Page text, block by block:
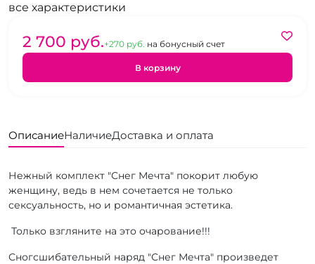
все характеристики
2 700 pуб.+270 pуб. на бонусный счет
В корзину
ОписаниеНаличиеДоставка и оплата
Нежный комплект "Снег Мечта" покорит любую
женщину, ведь в нем сочетается не только
сексуальность, но и романтичная эстетика.
Только взгляните на это очарование!!!
Сногсшибательный наряд "Снег Мечта" произведет